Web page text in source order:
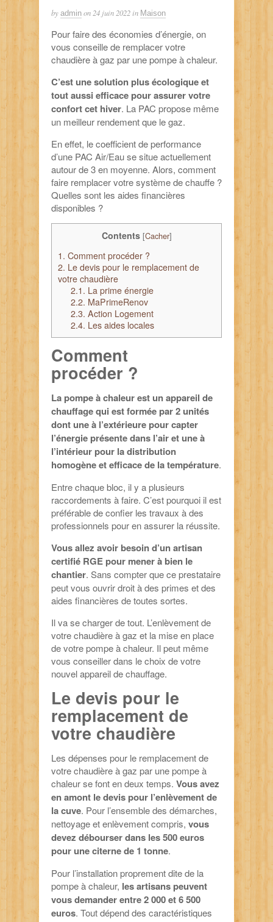
by admin on 24 juin 2022 in Maison
Pour faire des économies d’énergie, on
vous conseille de remplacer votre
chaudière à gaz par une pompe à chaleur.
C’est une solution plus écologique et
tout aussi efficace pour assurer votre
confort cet hiver. La PAC propose même
un meilleur rendement que le gaz.
En effet, le coefficient de performance
d’une PAC Air/Eau se situe actuellement
autour de 3 en moyenne. Alors, comment
faire remplacer votre système de chauffe ?
Quelles sont les aides financières
disponibles ?
Contents [Cacher]
1. Comment procéder ?
2. Le devis pour le remplacement de
votre chaudière
2.1. La prime énergie
2.2. MaPrimeRenov
2.3. Action Logement
2.4. Les aides locales
Comment
procéder ?
La pompe à chaleur est un appareil de
chauffage qui est formée par 2 unités
dont une à l’extérieure pour capter
l’énergie présente dans l’air et une à
l’intérieur pour la distribution
homogène et efficace de la température.
Entre chaque bloc, il y a plusieurs
raccordements à faire. C’est pourquoi il est
préférable de confier les travaux à des
professionnels pour en assurer la réussite.
Vous allez avoir besoin d’un artisan
certifié RGE pour mener à bien le
chantier. Sans compter que ce prestataire
peut vous ouvrir droit à des primes et des
aides financières de toutes sortes.
Il va se charger de tout. L’enlèvement de
votre chaudière à gaz et la mise en place
de votre pompe à chaleur. Il peut même
vous conseiller dans le choix de votre
nouvel appareil de chauffage.
Le devis pour le
remplacement de
votre chaudière
Les dépenses pour le remplacement de
votre chaudière à gaz par une pompe à
chaleur se font en deux temps. Vous avez
en amont le devis pour l’enlèvement de
la cuve. Pour l’ensemble des démarches,
nettoyage et enlèvement compris, vous
devez débourser dans les 500 euros
pour une citerne de 1 tonne.
Pour l’installation proprement dite de la
pompe à chaleur, les artisans peuvent
vous demander entre 2 000 et 6 500
euros. Tout dépend des caractéristiques